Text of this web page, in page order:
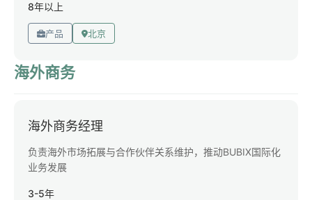
8年以上
产品 北京
海外商务
海外商务经理
负责海外市场拓展与合作伙伴关系维护，推动BUBIX国际化
业务发展
3-5年